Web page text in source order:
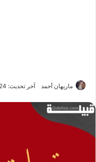
ماريهان أحمد آخر تحديث: 2024-12-02